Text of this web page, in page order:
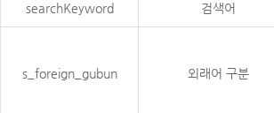
searchKeyword 검색어
s_foreign_gubun 외래어 구분